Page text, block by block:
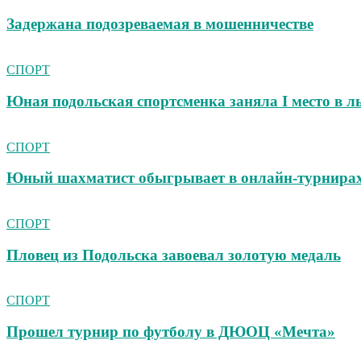
Задержана подозреваемая в мошенничестве
СПОРТ
Юная подольская спортсменка заняла I место в
СПОРТ
Юный шахматист обыгрывает в
СПОРТ
Пловец из Подольска завоевал золотую медаль
СПОРТ
Прошел турнир по футболу в ДЮОЦ «Мечта»